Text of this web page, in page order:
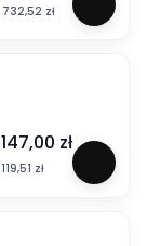
Cena
732,52 zł
Cena
147,00 zł
Cena
119,51 zł